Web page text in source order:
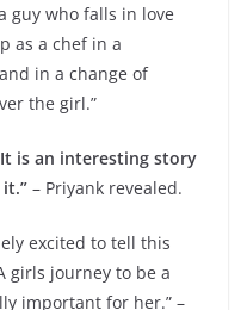
guy who falls in love
as a chef in a
in a change of
the girl.”
is an interesting story
– Priyank revealed.
excited to tell this
girls journey to be a
important for her.” –